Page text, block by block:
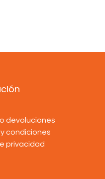
devoluciones
condiciones
privacidad